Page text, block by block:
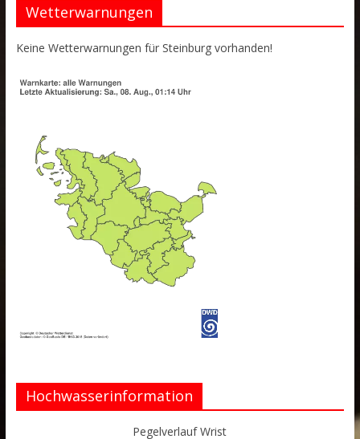
Wetterwarnungen
Keine Wetterwarnungen für Steinburg vorhanden!
Hochwasserinformation
Pegelverlauf Wrist